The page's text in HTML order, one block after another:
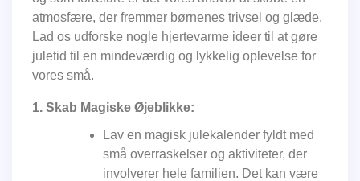
atmosfære, der fremmer børnenes trivsel og glæde.
Lad os udforske nogle hjertevarme ideer til at gøre
juletid til en mindeværdig og lykkelig oplevelse for
vores små.
1. Skab Magiske Øjeblikke:
Lav en magisk julekalender fyldt med
små overraskelser og aktiviteter, der
involverer hele familien. Det kan være